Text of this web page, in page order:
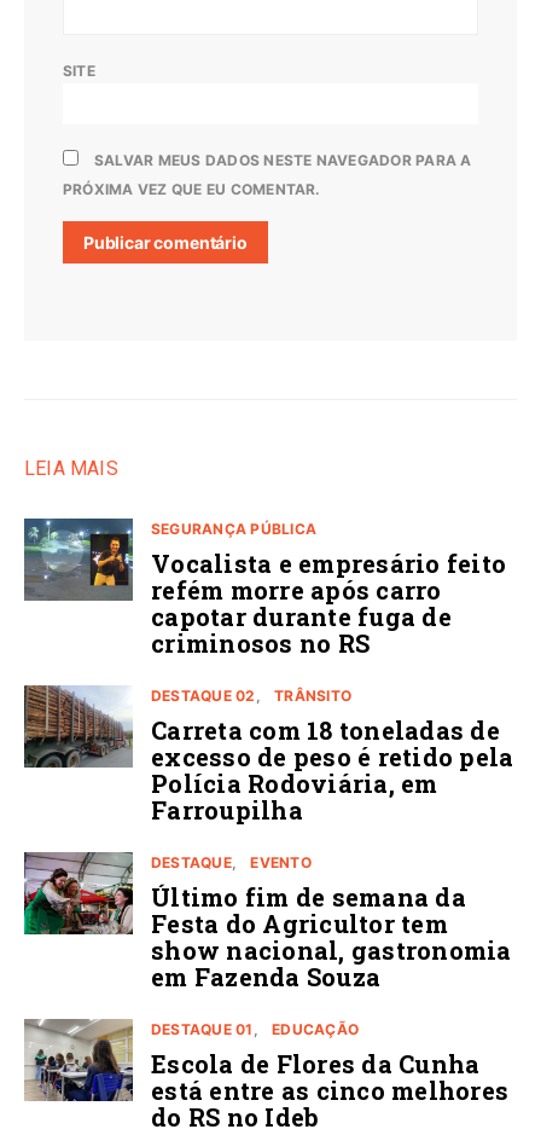
SITE
SALVAR MEUS DADOS NESTE NAVEGADOR PARA A
PRÓXIMA VEZ QUE EU COMENTAR.
LEIA MAIS
SEGURANÇA PÚBLICA
Vocalista e empresário feito
refém morre após carro
capotar durante fuga de
criminosos no RS
DESTAQUE 02 TRÂNSITO
Carreta com 18 toneladas de
excesso de peso é retido pela
Polícia Rodoviária, em
Farroupilha
DESTAQUE EVENTO
Último fim de semana da
Festa do Agricultor tem
show nacional, gastronomia
em Fazenda Souza
DESTAQUE 01 EDUCAÇÃO
Escola de Flores da Cunha
está entre as cinco melhores
do RS no Ideb